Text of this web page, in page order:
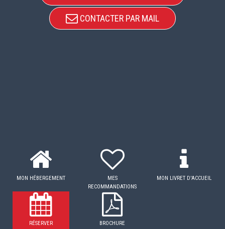
CONTACTER PAR MAIL
MON HÉBERGEMENT
MES
RECOMMANDATIONS
MON LIVRET D'ACCUEIL
RÉSERVER BROCHURE